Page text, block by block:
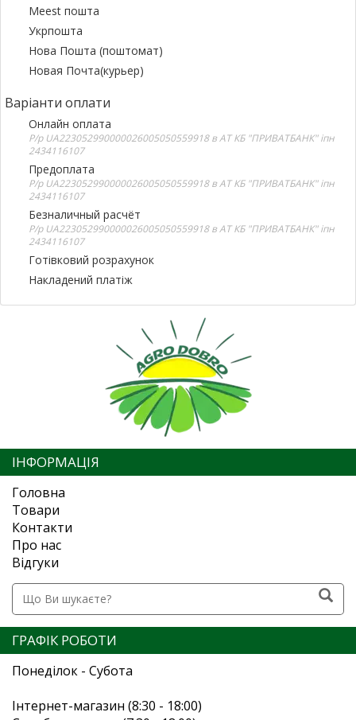
Meest пошта
Укрпошта
Нова Пошта (поштомат)
Новая Почта(курьер)
Варіанти оплати
Онлайн оплата
Р/р UA223052990000026005050559918 в АТ КБ "ПРИВАТБАНК" іпн
2434116107
Предоплата
Р/р UA223052990000026005050559918 в АТ КБ "ПРИВАТБАНК" іпн
2434116107
Безналичный расчёт
Р/р UA223052990000026005050559918 в АТ КБ "ПРИВАТБАНК" іпн
2434116107
Готівковий розрахунок
Накладений платіж
ІНФОРМАЦІЯ
Головна
Товари
Контакти
Про нас
Відгуки
ГРАФІК РОБОТИ
Понеділок - Субота
Інтернет-магазин (8:30 - 18:00)